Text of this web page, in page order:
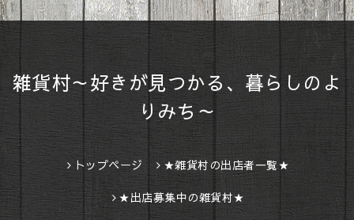
雑貨村～好きが見つかる、暮らしのよ
りみち～
トップページ ★雑貨村の出店者一覧★
★出店募集中の雑貨村★